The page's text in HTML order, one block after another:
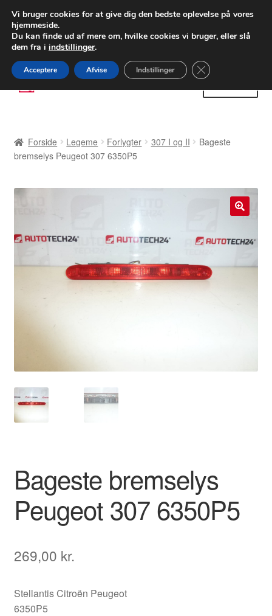
LEVERING fra 55 kr.
FEDEX verdensomspændende forsendelse
80 82 72 02
Spring
til
Spring
til
Betalinger
Klageprocedure
Om os
Vilkår og betingelser
Forside Legeme Forlygter 307 I og II
Bageste
bremselys Peugeot 307 6350P5
Bageste bremselys
Peugeot 307 6350P5
269,00 kr.
Stellantis Citroën Peugeot
6350P5
Vi bruger cookies for at give dig den bedste oplevelse på vores
hjemmeside.
Du kan finde ud af mere om, hvilke cookies vi bruger, eller slå
dem fra i indstillinger.
Acceptere Afvise Indstillinger Close GDPR